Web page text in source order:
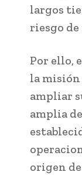
largos
riesgo
Por ello,
la
ampliar
amplia
origen